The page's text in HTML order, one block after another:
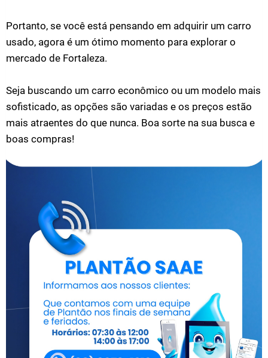
Portanto, se você está pensando em adquirir um carro
usado, agora é um ótimo momento para explorar o
mercado de Fortaleza.
Seja buscando um carro econômico ou um modelo mais
sofisticado, as opções são variadas e os preços estão
mais atraentes do que nunca. Boa sorte na sua busca e
boas compras!